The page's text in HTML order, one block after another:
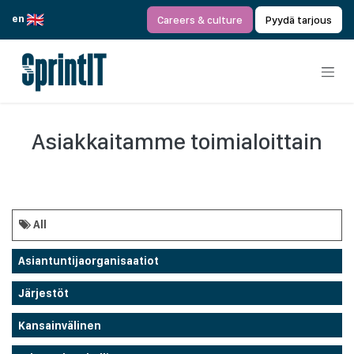
en
Careers & culture Pyydä tarjous
Asiakkaitamme toimialoittain
All
Asiantuntijaorganisaatiot
Järjestöt
Kansainvälinen